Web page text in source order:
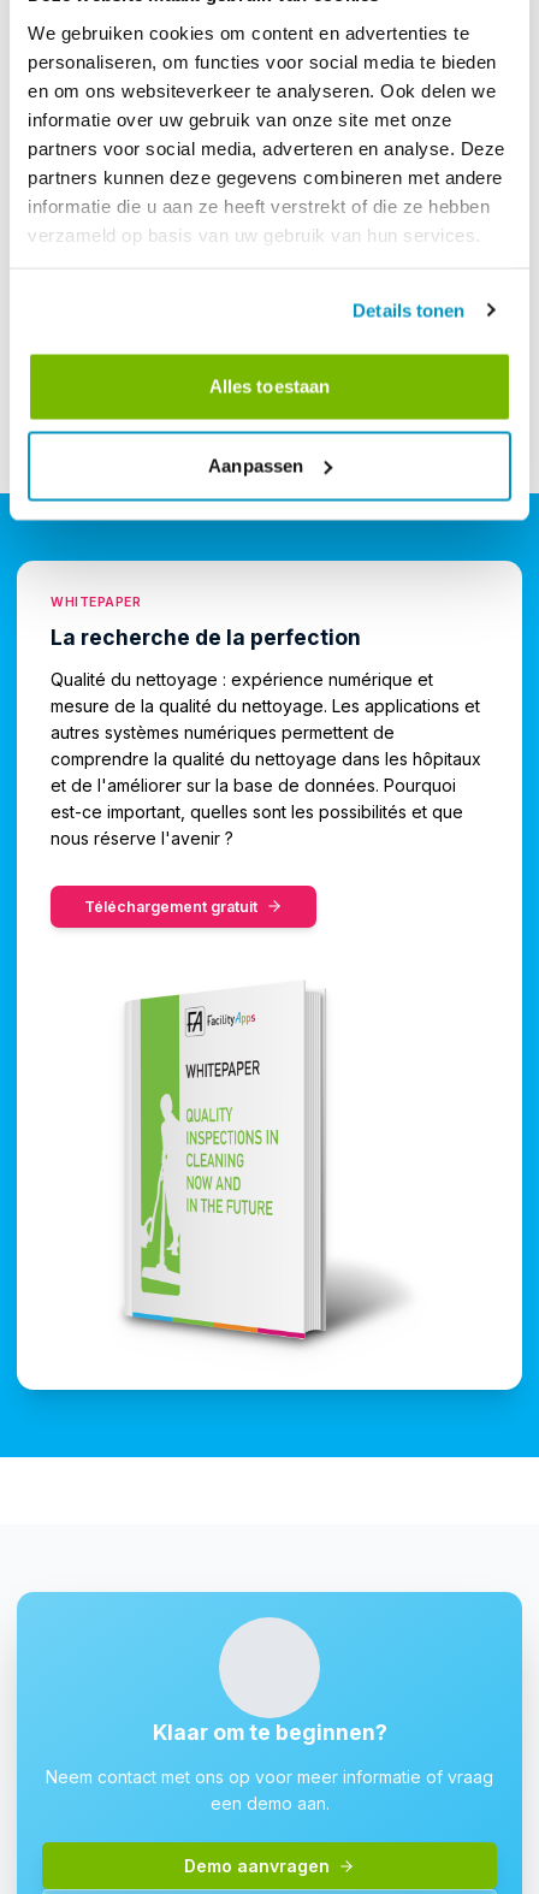
We gebruiken cookies om content en advertenties te
personaliseren, om functies voor social media te bieden
en om ons websiteverkeer te analyseren. Ook delen we
informatie over uw gebruik van onze site met onze
partners voor social media, adverteren en analyse. Deze
partners kunnen deze gegevens combineren met andere
informatie die u aan ze heeft verstrekt of die ze hebben
verzameld op basis van uw gebruik van hun services.
Details tonen
Alles toestaan
Aanpassen
WHITEPAPER
La recherche de la perfection
Qualité du nettoyage : expérience numérique et
mesure de la qualité du nettoyage. Les applications et
autres systèmes numériques permettent de
comprendre la qualité du nettoyage dans les hôpitaux
et de l'améliorer sur la base de données. Pourquoi
est-ce important, quelles sont les possibilités et que
nous réserve l'avenir ?
Téléchargement gratuit
Klaar om te beginnen?
Neem contact met ons op voor meer informatie of vraag
een demo aan.
Demo aanvragen